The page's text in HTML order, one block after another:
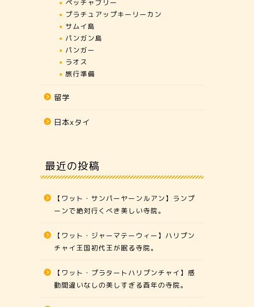
ペッチャブリー
プラチュアップキーリーカン
サムイ島
パンガン島
パンガー
ラオス
旅行準備
留学
日本xタイ
最近の投稿
【ワット・サンパーヤーンルアン】ランプ
ーンで絶対行くべき美しい寺院。
【ワット・ジャーマテーウィー】ハリプン
チャイ王国初代王が眠る寺院。
【ワット・プラタートハリプンチャイ】感
動間違いなしの美しすぎる酉年の寺院。